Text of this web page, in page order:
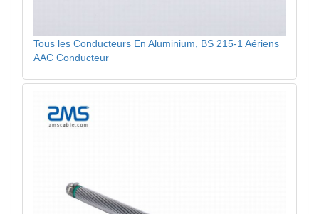
Tous les Conducteurs En Aluminium, BS 215-1 Aériens
AAC Conducteur